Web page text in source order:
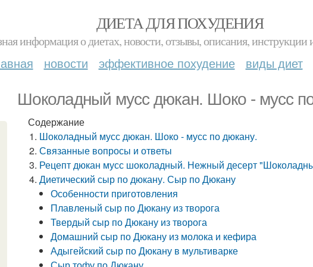
ДИЕТА ДЛЯ ПОХУДЕНИЯ
информация о диетах, новости, отзывы, описания, инструкции
новости эффективное похудение виды диет
Шоколадный мусс дюкан. Шоко - мусс
Содержание
Шоколадный мусс дюкан. Шоко - мусс по дюкану.
Связанные вопросы и ответы
Рецепт дюкан мусс шоколадный. Нежный десерт
Диетический сыр по дюкану. Сыр по Дюкану
Особенности приготовления
Плавленый сыр по Дюкану из творога
Твердый сыр по Дюкану из творога
Домашний сыр по Дюкану из молока и кефира
Адыгейский сыр по Дюкану в мультиварке